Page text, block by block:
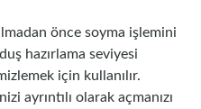
önce soyma işlemini
hazırlama seviyesi
için kullanılır.
ayrıntılı olarak açmanızı